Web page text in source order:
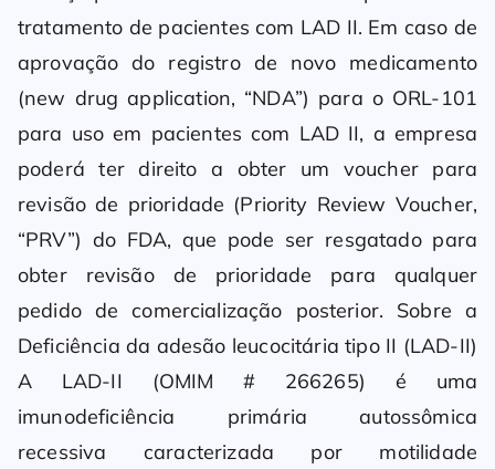
tratamento de pacientes com LAD II. Em caso de
aprovação do registro de novo medicamento
(new drug application, “NDA”) para o ORL-101
para uso em pacientes com LAD II, a empresa
poderá ter direito a obter um voucher para
revisão de prioridade (Priority Review Voucher,
“PRV”) do FDA, que pode ser resgatado para
obter revisão de prioridade para qualquer
pedido de comercialização posterior. Sobre a
Deficiência da adesão leucocitária tipo II (LAD-II)
A LAD-II (OMIM # 266265) é uma
imunodeficiência primária autossômica
recessiva caracterizada por motilidade